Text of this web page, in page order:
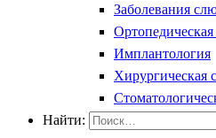
Заболевания
Имплантология
Хирургическая
Найти: